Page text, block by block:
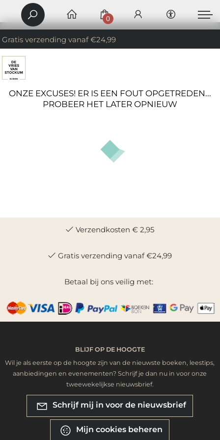
Gratis verzending vanaf €24,99
0
ONZE EXCUSES! ER IS EEN FOUT OPGETREDEN...
PROBEER HET LATER OPNIEUW
Verzendkosten € 2,95
Gratis verzending vanaf €24,99
Betaal bij ons veilig met:
BLIJF OP DE HOOGTE
Wil je als eerste op de hoogte zijn van de nieuwste boeken, leestips,
aanbiedingen en evenementen? Schrijf je dan nu in voor onze
tweewekelijkse nieuwsbrief.
Schrijf mij in voor de nieuwsbrief
Mijn cookies beheren